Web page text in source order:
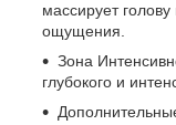
массирует
ощущения.
Зона
глубокого и